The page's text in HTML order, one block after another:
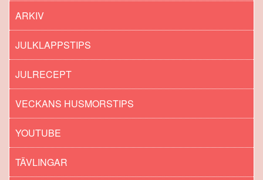
ARKIV
JULKLAPPSTIPS
JULRECEPT
VECKANS HUSMORSTIPS
YOUTUBE
TÄVLINGAR